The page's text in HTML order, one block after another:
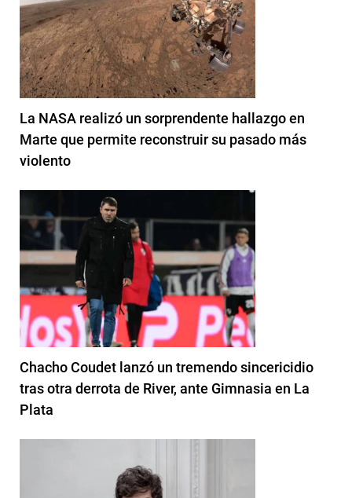
La NASA realizó un sorprendente hallazgo en
Marte que permite reconstruir su pasado más
violento
Chacho Coudet lanzó un tremendo sincericidio
tras otra derrota de River, ante Gimnasia en La
Plata